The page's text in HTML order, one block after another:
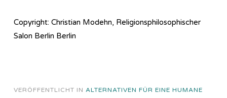
Copyright: Christian Modehn, Religionsphilosophischer
Salon Berlin Berlin
VERÖFFENTLICHT IN ALTERNATIVEN FÜR EINE HUMANE